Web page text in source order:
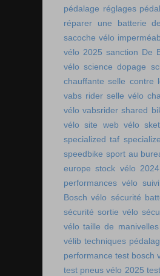
pédalage réglages
réparer une batterie
sacoche vélo
vélo 2025 sanction De
vélo science dopage
chauffante selle contre
vabs rider selle vélo
vélo vabsrider shared
vélo site web vélo
specialized taf
speedbike sport au
europe stock vélo 2024
performances vélo
Bosch vélo sécurité
sécurité sortie vélo
vélo taille de manivelles
vélib techniques
performance test bosch
test pneus vélo 2025